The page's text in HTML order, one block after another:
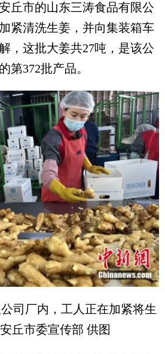
市的山东三涛食品有限公
紧清洗生姜，并向集装箱车
，这批大姜共27吨，是该公
第372批产品。
司厂内，工人正在加紧将生
丘市委宣传部 供图